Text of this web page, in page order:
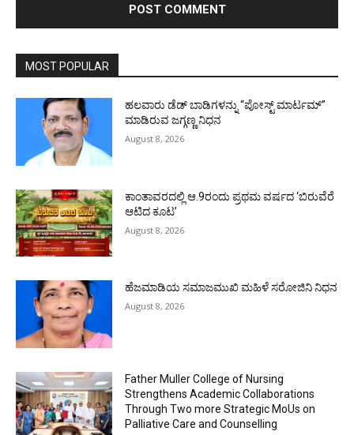
MOST POPULAR
ಹಲವಾರು ಡೆಡ್ ಬಾಡಿಗಳನ್ನು “ಪೋಸ್ಟ್ ಮಾರ್ಟಮ್”
ಮಾಡಿರುವ ಜಗ್ಗಣ್ಣ ನಿಧನ
August 8, 2026
ಕಾಂತಾವರದಲ್ಲಿ ಆ.9ರಂದು ಪ್ರಥಮ ವರ್ಷದ ‘ಬಿರುವೆರೆ
ಆಟಿದ ಕೂಟ’
August 8, 2026
ಹೆಜಮಾಡಿಯ ಸಮಾಜಮುಖಿ ಮಹಿಳೆ ಸರೋಜಿನಿ ನಿಧನ
August 8, 2026
Father Muller College of Nursing
Strengthens Academic Collaborations
Through Two more Strategic MoUs on
Palliative Care and Counselling